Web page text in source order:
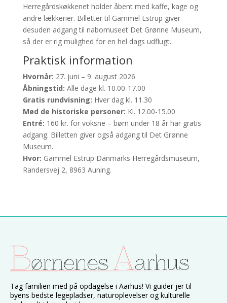
Herregårdskøkkenet holder åbent med kaffe, kage og
andre lækkerier. Billetter til Gammel Estrup giver
desuden adgang til nabomuseet Det Grønne Museum,
så der er rig mulighed for en hel dags udflugt.
Praktisk information
Hvornår: 27. juni – 9. august 2026
Åbningstid: Alle dage kl. 10.00-17.00
Gratis rundvisning: Hver dag kl. 11.30
Mød de historiske personer: Kl. 12.00-15.00
Entré: 160 kr. for voksne – børn under 18 år har gratis
adgang. Billetten giver også adgang til Det Grønne
Museum.
Hvor: Gammel Estrup Danmarks Herregårdsmuseum,
Randersvej 2, 8963 Auning.
Tag familien med på opdagelse i Aarhus! Vi guider jer til
byens bedste legepladser, naturoplevelser og kulturelle